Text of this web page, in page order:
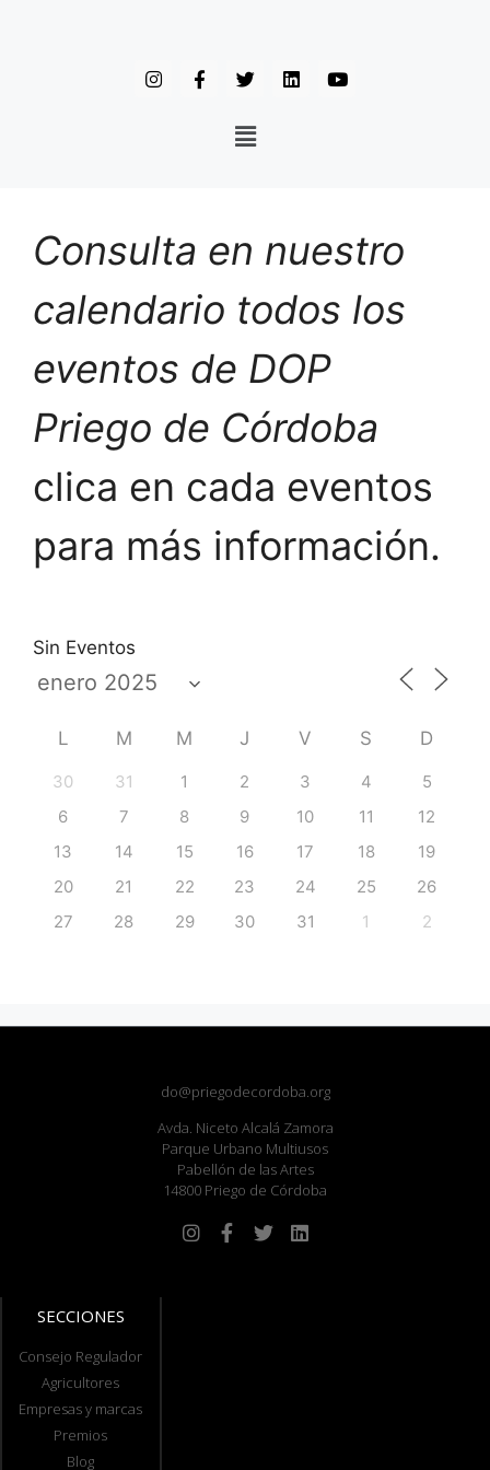
Consulta en nuestro
calendario todos los
eventos de DOP
Priego de Córdoba
clica en cada eventos
para más información.
Sin Eventos
L M M J V S D
30 31 1 2 3 4
5
6
7 8 9 10 11
12
13
14 15 16 17 18
19
20
21 22 23 24 25
26
27
28 29 30 31 1 2
do@priegodecordoba.org
Avda. Niceto Alcalá Zamora
Parque Urbano Multiusos
Pabellón de las Artes
14800 Priego de Córdoba
SECCIONES
Consejo Regulador
Agricultores
Empresas y marcas
Premios
Blog